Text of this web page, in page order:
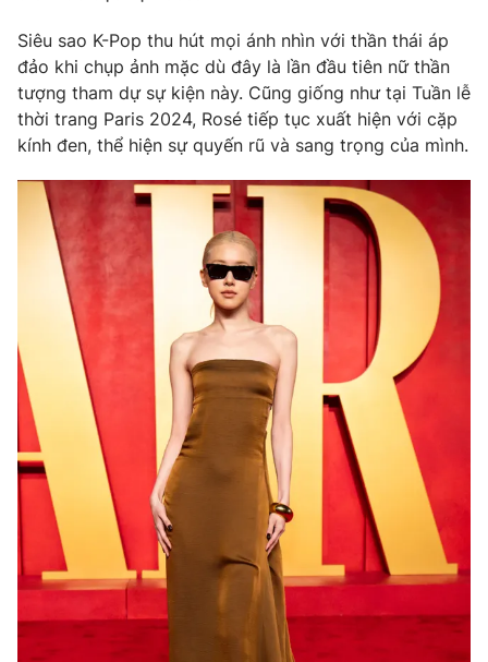
Khán giả
Giải sao mai
Âm nhạc
Sao
Đời sống
Du lịch
Làm đẹp
Chất lượng cuộc sống
Giáo dục
Tuyển sinh
Học trực tuyến
Công nghệ
Hitech Công nghệ tương lai
Sản phẩm
Thị trường
Tư vấn
Giao lưu trực tuyến
Lịch phát sóng
Chuyên mục khác
Emagazine Podcast
Photo Infographic
Video Shorts video
VTV Money VTV Thể thao
VTV Sức khoẻ Bất động sản
Siêu sao K-Pop thu hút mọi ánh nhìn với thần thái áp
đảo khi chụp ảnh mặc dù đây là lần đầu tiên nữ thần
tượng tham dự sự kiện này. Cũng giống như tại Tuần lễ
thời trang Paris 2024, Rosé tiếp tục xuất hiện với cặp
kính đen, thể hiện sự quyến rũ và sang trọng của mình.